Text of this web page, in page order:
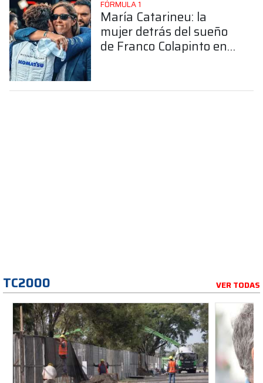
FÓRMULA 1
María Catarineu: la
mujer detrás del sueño
de Franco Colapinto en
TC2000 VER TODAS